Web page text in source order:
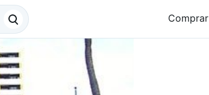
Comprar